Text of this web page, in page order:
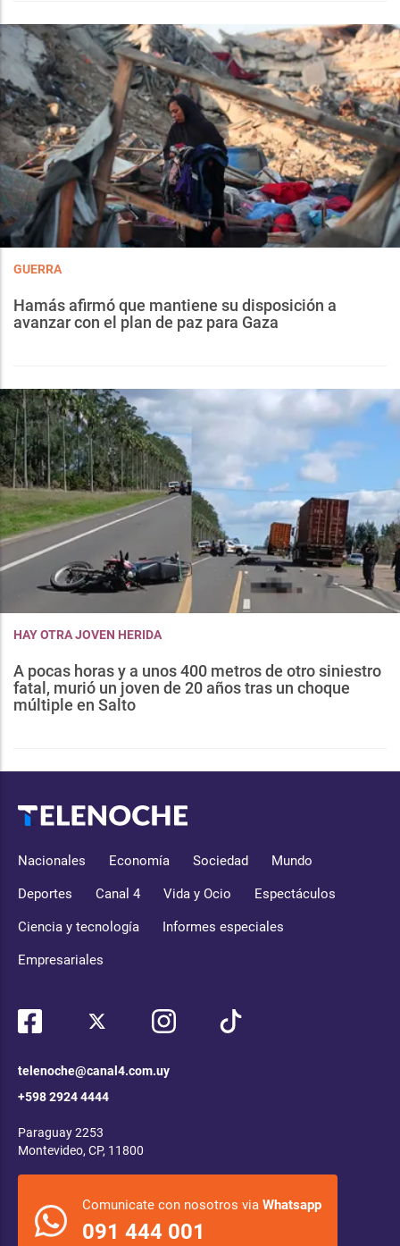
GUERRA
Hamás afirmó que mantiene su disposición a
avanzar con el plan de paz para Gaza
HAY OTRA JOVEN HERIDA
A pocas horas y a unos 400 metros de otro siniestro
fatal, murió un joven de 20 años tras un choque
múltiple en Salto
Nacionales Economía Sociedad Mundo
Deportes Canal 4 Vida y Ocio Espectáculos
Ciencia y tecnología Informes especiales
Empresariales
telenoche@canal4.com.uy
+598 2924 4444
Paraguay 2253
Montevideo, CP, 11800
Comunicate con nosotros via Whatsapp
091 444 001